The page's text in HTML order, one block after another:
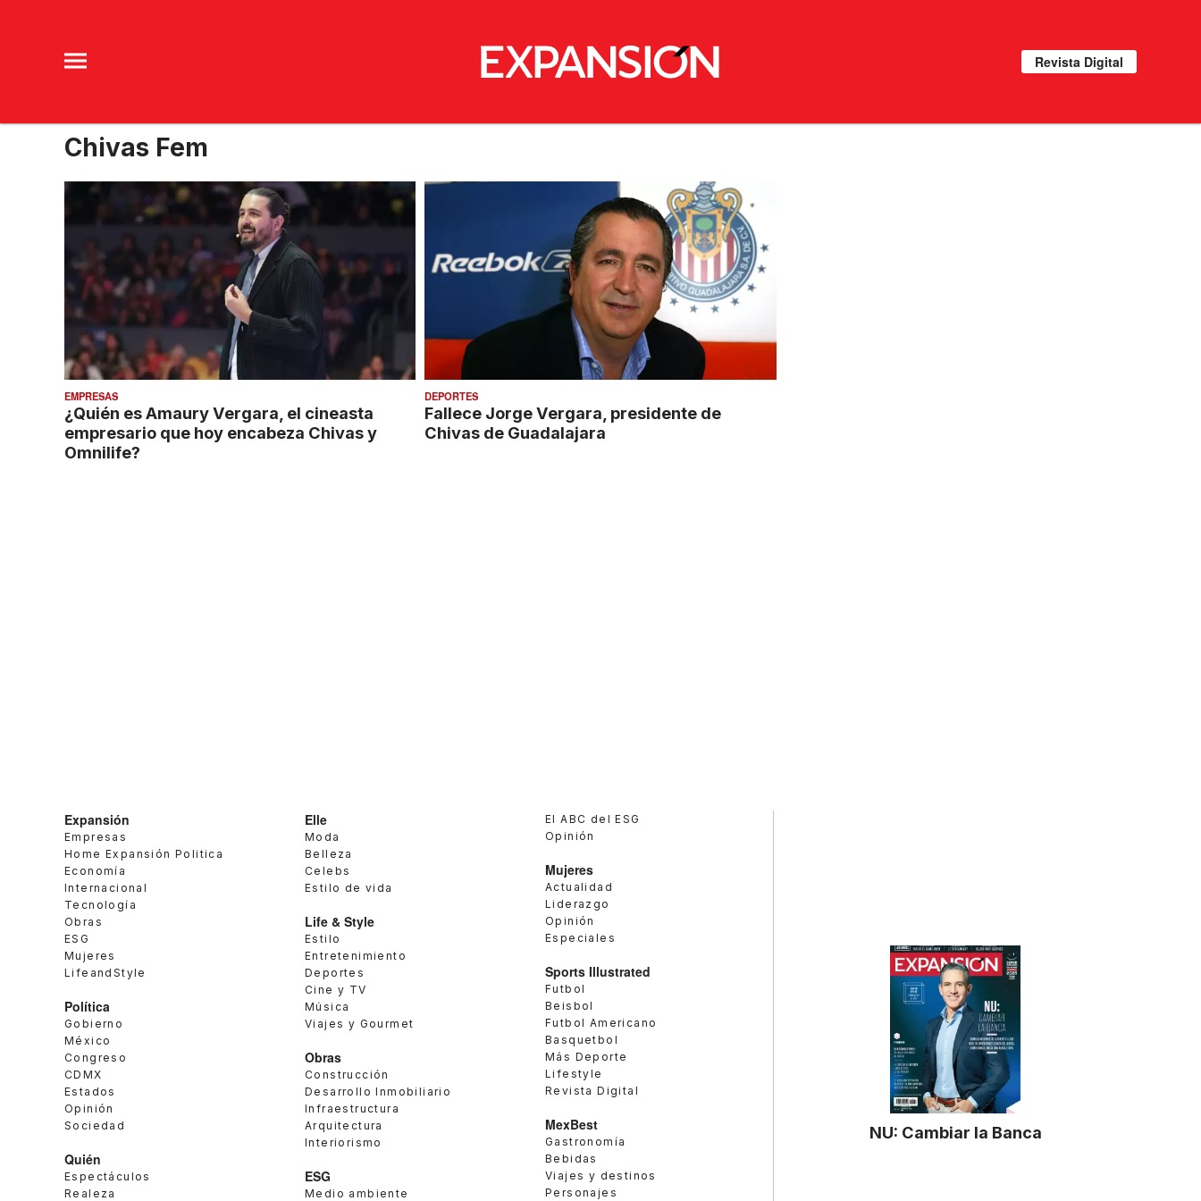
Revista Digital
Chivas Fem
EMPRESAS
¿Quién es Amaury Vergara, el cineasta
empresario que hoy encabeza Chivas y
Omnilife?
DEPORTES
Fallece Jorge Vergara, presidente de
Chivas de Guadalajara
Expansión
Empresas
Home Expansión Politica
Economía
Internacional
Tecnología
Obras
ESG
Mujeres
LifeandStyle
Política
Gobierno
México
Congreso
CDMX
Estados
Opinión
Sociedad
Quién
Espectáculos
Realeza
Elle
Moda
Belleza
Celebs
Estilo de vida
Life & Style
Estilo
Entretenimiento
Deportes
Cine y TV
Música
Viajes y Gourmet
Obras
Construcción
Desarrollo Inmobiliario
Infraestructura
Arquitectura
Interiorismo
ESG
Medio ambiente
El ABC del ESG
Opinión
Mujeres
Actualidad
Liderazgo
Opinión
Especiales
Sports Illustrated
Futbol
Beisbol
Futbol Americano
Basquetbol
Más Deporte
Lifestyle
Revista Digital
MexBest
Gastronomía
Bebidas
Viajes y destinos
Personajes
NU: Cambiar la Banca